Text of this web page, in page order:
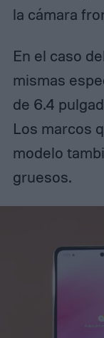
la cámara
En el caso
mismas
de 6.4
Los marcos
modelo
gruesos.